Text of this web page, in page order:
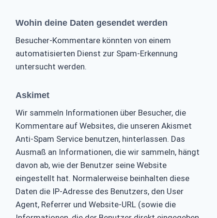
Wohin deine Daten gesendet werden
Besucher-Kommentare könnten von einem
automatisierten Dienst zur Spam-Erkennung
untersucht werden.
Askimet
Wir sammeln Informationen über Besucher, die
Kommentare auf Websites, die unseren Akismet
Anti-Spam Service benutzen, hinterlassen. Das
Ausmaß an Informationen, die wir sammeln, hängt
davon ab, wie der Benutzer seine Website
eingestellt hat. Normalerweise beinhalten diese
Daten die IP-Adresse des Benutzers, den User
Agent, Referrer und Website-URL (sowie die